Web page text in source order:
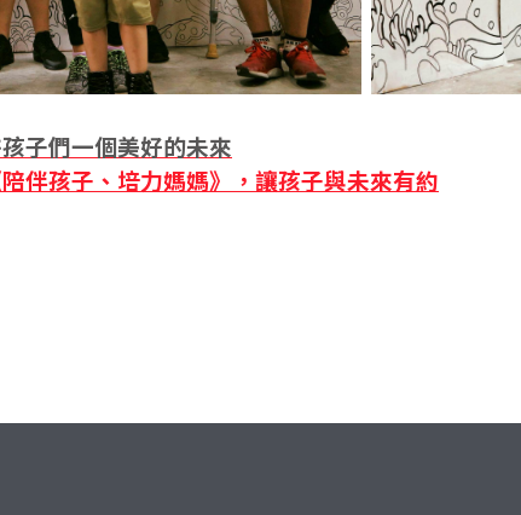
子們一個美好的未來
伴孩子、培力媽媽》，讓孩子與未來有約